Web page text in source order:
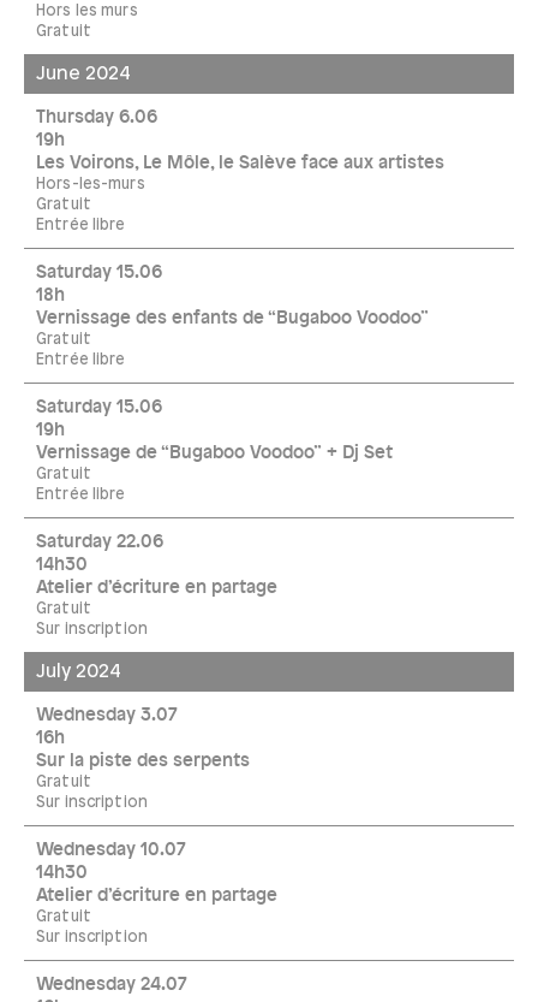
Hors les murs
Gratuit
June 2024
Thursday 6.06
19h
Les Voirons, Le Môle, le Salève face aux artistes
Hors-les-murs
Gratuit
Entrée libre
Saturday 15.06
18h
Vernissage des enfants de “Bugaboo Voodoo”
Gratuit
Entrée libre
Saturday 15.06
19h
Vernissage de “Bugaboo Voodoo” + Dj Set
Gratuit
Entrée libre
Saturday 22.06
14h30
Atelier d’écriture en partage
Gratuit
Sur inscription
July 2024
Wednesday 3.07
16h
Sur la piste des serpents
Gratuit
Sur inscription
Wednesday 10.07
14h30
Atelier d’écriture en partage
Gratuit
Sur inscription
Wednesday 24.07